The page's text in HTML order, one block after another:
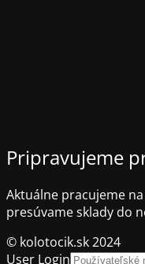
Pripravujeme
Aktuálne pracujeme
presúvame sklady do
© kolotocik.sk 2024
User Login